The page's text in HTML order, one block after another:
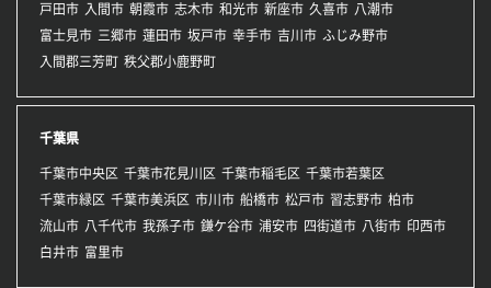
戸田市 入間市 朝霞市 志木市 和光市 新座市 久喜市 八潮市
富士見市 三郷市 蓮田市 坂戸市 幸手市 吉川市 ふじみ野市
入間郡三芳町 秩父郡小鹿野町
千葉県
千葉市中央区 千葉市花見川区 千葉市稲毛区 千葉市若葉区
千葉市緑区 千葉市美浜区 市川市 船橋市 松戸市 習志野市 柏市
流山市 八千代市 我孫子市 鎌ケ谷市 浦安市 四街道市 八街市 印西市
白井市 富里市